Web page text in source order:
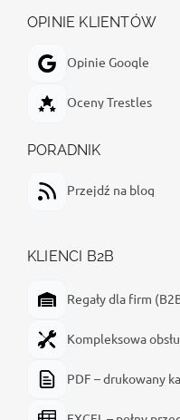
OPINIE KLIENTÓW
Opinie Google
Oceny Trestles
PORADNIK
Przejdź na blog
KLIENCI B2B
Regały dla firm
Kompleksowa
PDF – drukowany